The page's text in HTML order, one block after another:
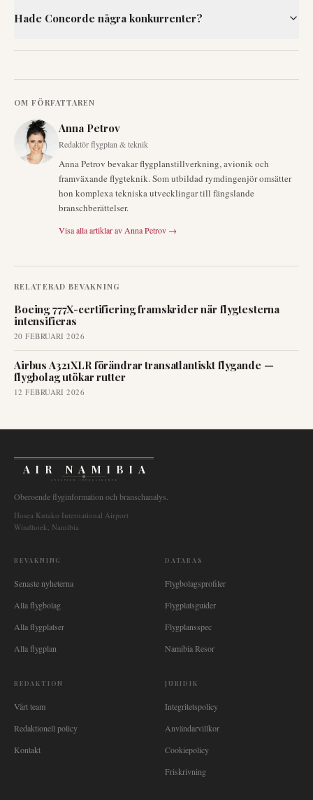
Hade Concorde några konkurrenter?
OM FÖRFATTAREN
Anna Petrov
Redaktör flygplan & teknik
Anna Petrov bevakar flygplanstillverkning, avionik och
framväxande flygteknik. Som utbildad rymdingenjör omsätter
hon komplexa tekniska utvecklingar till fängslande
branschberättelser.
Visa alla artiklar av Anna Petrov →
RELATERAD BEVAKNING
Boeing 777X-certifiering framskrider när flygtesterna
intensifieras
20 FEBRUARI 2026
Airbus A321XLR förändrar transatlantiskt flygande —
flygbolag utökar rutter
12 FEBRUARI 2026
AIR NAMIBIA
AVIATION INTELLIGENCE
Oberoende flyginformation och branschanalys.
Hosea Kutako International Airport
Windhoek, Namibia
BEVAKNING
Senaste nyheterna
Alla flygbolag
Alla flygplatser
Alla flygplan
DATABAS
Flygbolagsprofiler
Flygplatsguider
Flygplansspec
Namibia Resor
REDAKTION
Vårt team
Redaktionell policy
Kontakt
JURIDIK
Integritetspolicy
Användarvillkor
Cookiepolicy
Friskrivning